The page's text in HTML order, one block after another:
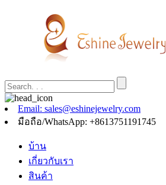
Email: sales@eshinejewelry.com
มือถือ/WhatsApp: +8613751191745
บ้าน
เกี่ยวกับเรา
สินค้า